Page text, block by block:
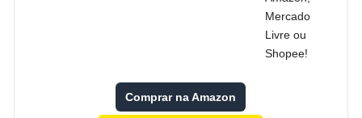
Mercado
Livre ou
Shopee!
Comprar na Amazon